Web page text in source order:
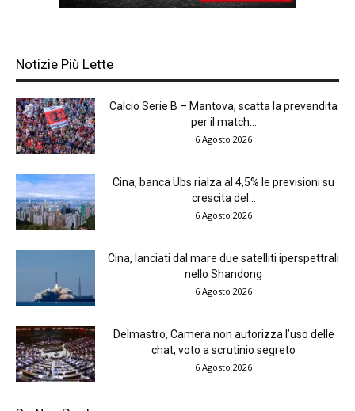
Notizie Più Lette
Calcio Serie B – Mantova, scatta la prevendita
per il match...
6 Agosto 2026
Cina, banca Ubs rialza al 4,5% le previsioni su
crescita del...
6 Agosto 2026
Cina, lanciati dal mare due satelliti iperspettrali
nello Shandong
6 Agosto 2026
Delmastro, Camera non autorizza l’uso delle
chat, voto a scrutinio segreto
6 Agosto 2026